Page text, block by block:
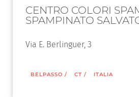
CENTRO COLORI
SPAMPINATO
Via E. Berlinguer, 3
BELPASSO / CT / ITALIA